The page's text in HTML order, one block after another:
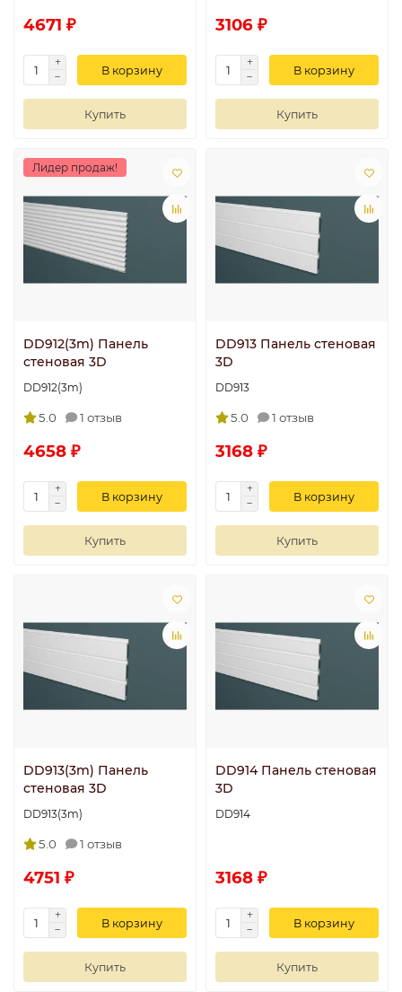
4671 ₽
В корзину
Купить
3106 ₽
В корзину
Купить
Лидер продаж!
DD912(3m) Панель
стеновая 3D
DD912(3m)
5.0 1 отзыв
4658 ₽
В корзину
Купить
DD913 Панель стеновая
3D
DD913
5.0 1 отзыв
3168 ₽
В корзину
Купить
DD913(3m) Панель
стеновая 3D
DD913(3m)
5.0 1 отзыв
4751 ₽
В корзину
Купить
DD914 Панель стеновая
3D
DD914
3168 ₽
В корзину
Купить